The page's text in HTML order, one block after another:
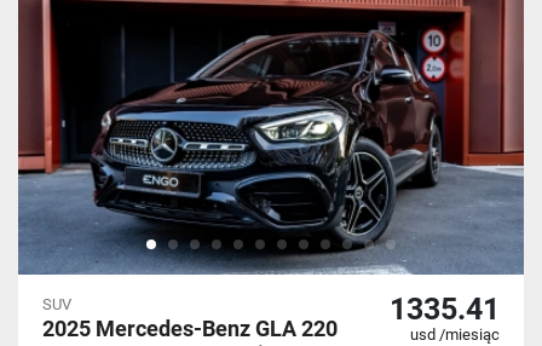
SUV
2025 Mercedes-Benz GLA 220
1335.41
usd /miesiąc